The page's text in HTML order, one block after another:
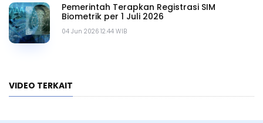
04 Jun 2026 12.44 WIB
Pemerintah Terapkan Registrasi SIM
Biometrik per 1 Juli 2026
VIDEO TERKAIT